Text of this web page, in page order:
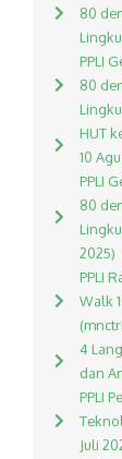
80
PPLI
80
HUT
10
PPLI
80
2025)
PPLI
Walk
4
dan
PPLI
Juli